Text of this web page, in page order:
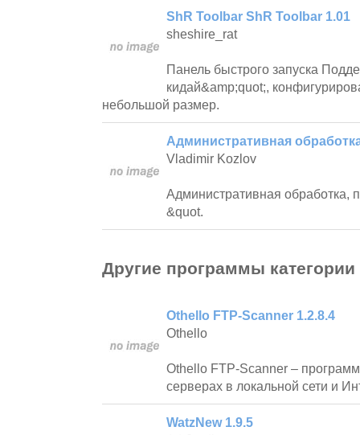
ShR Toolbar ShR Toolbar 1.01
sheshire_rat
Панель быстрого запуска
кидай&amp;quot;,
небольшой размер.
Административная
Vladimir Kozlov
Административная обработка,
&quot.
Другие программы категории
Othello FTP-Scanner 1.2.8.4
Othello
Othello FTP-Scanner –
серверах в локальной сети и
WatzNew 1.9.5